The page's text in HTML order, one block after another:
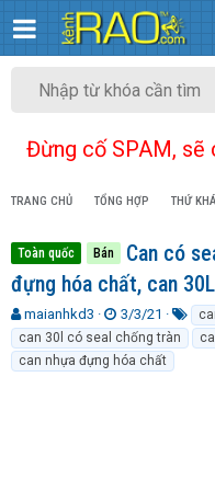
Đừng cố SPAM, sẽ
TRANG CHỦ TỔNG HỢP THỨ
Toàn quốc Bán
Can có
đựng hóa chất, can 30L
T
h
r
e
maianhkd3
N
g
à
y
3/3/21
ừ
k
can 30l có seal chống tràn
can nhựa đựng hóa chất